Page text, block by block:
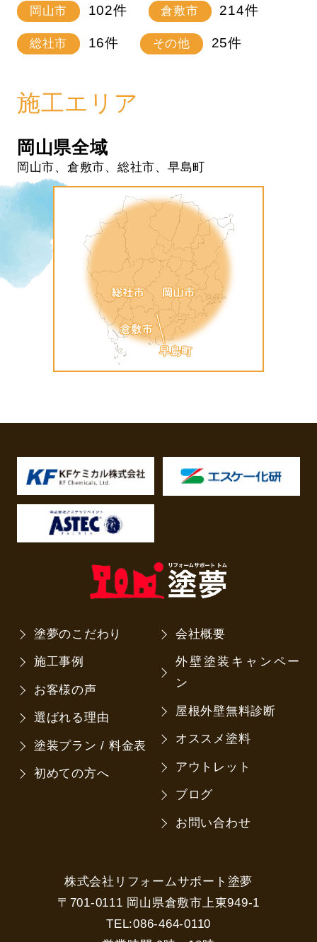
岡山市 102件 倉敷市 214件
総社市 16件 その他 25件
施工エリア
岡山県全域
岡山市、倉敷市、総社市、早島町
塗夢のこだわり
施工事例
お客様の声
選ばれる理由
塗装プラン / 料金表
初めての方へ
会社概要
外壁塗装キャンペー
ン
屋根外壁無料診断
オススメ塗料
アウトレット
ブログ
お問い合わせ
株式会社リフォームサポート塗夢
〒701-0111 岡山県倉敷市上東949-1
TEL:086-464-0110